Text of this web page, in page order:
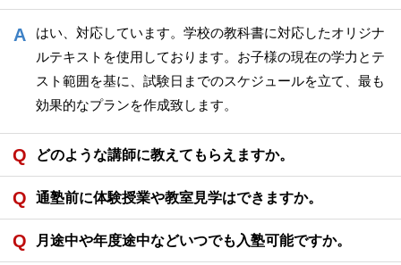
はい、対応しています。学校の教科書に対応したオリジナ
ルテキストを使用しております。お子様の現在の学力とテ
スト範囲を基に、試験日までのスケジュールを立て、最も
効果的なプランを作成致します。
どのような講師に教えてもらえますか。
通塾前に体験授業や教室見学はできますか。
月途中や年度途中などいつでも入塾可能ですか。